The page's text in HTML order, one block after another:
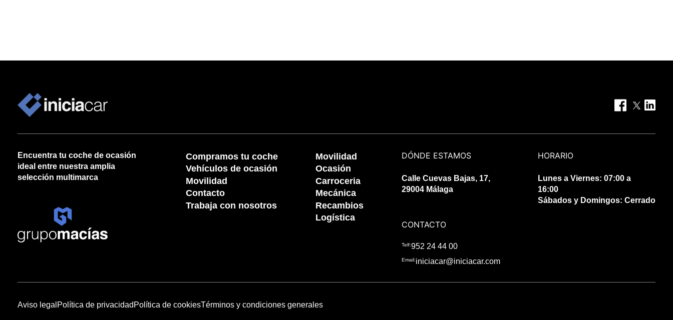
Encuentra tu coche de ocasión
ideal entre nuestra amplia
selección multimarca
Compramos tu coche
Vehículos de ocasión
Movilidad
Contacto
Trabaja con nosotros
Movilidad
Ocasión
Carroceria
Mecánica
Recambios
Logística
DÓNDE ESTAMOS
Calle Cuevas Bajas, 17,
29004 Málaga
CONTACTO
Telf:952 24 44 00
Email:iniciacar@iniciacar.com
HORARIO
Lunes a Viernes: 07:00 a
16:00
Sábados y Domingos: Cerrado
Aviso legal Política de privacidad Política de cookiesTérminos y condiciones generales